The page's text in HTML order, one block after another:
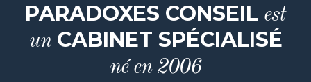
PARADOXES CONSEIL est
unCABINET SPÉCIALISÉ
né en 2006